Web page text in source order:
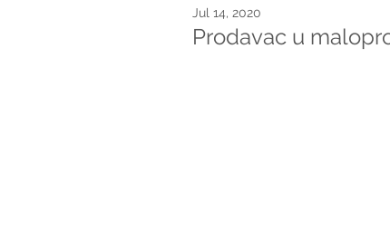
Prodavac u
Jul 14, 2020